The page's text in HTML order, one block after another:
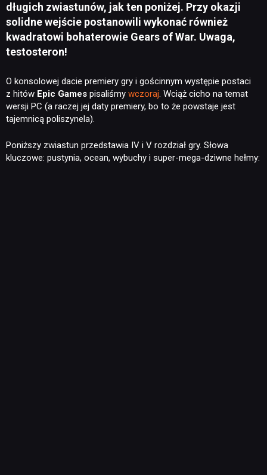
długich zwiastunów, jak ten poniżej. Przy okazji
solidne wejście postanowili wykonać również
kwadratowi bohaterowie Gears of War. Uwaga,
testosteron!
O konsolowej dacie premiery gry i gościnnym występie postaci
z hitów Epic Games pisaliśmy wczoraj. Wciąż cicho na temat
wersji PC (a raczej jej daty premiery, bo to że powstaje jest
tajemnicą poliszynela).
Poniższy zwiastun przedstawia IV i V rozdział gry. Słowa
kluczowe: pustynia, ocean, wybuchy i super-mega-dziwne hełmy: